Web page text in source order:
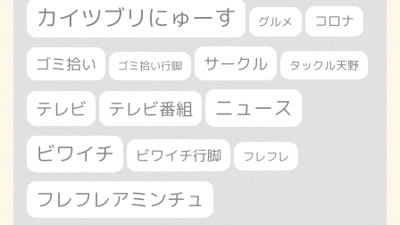
カイツブリにゅーす グルメ コロナ
ゴミ拾い ゴミ拾い行脚 サークル タックル天野
テレビ テレビ番組 ニュース
ビワイチ ビワイチ行脚 フレフレ
フレフレアミンチュ